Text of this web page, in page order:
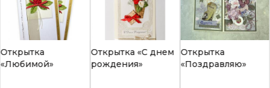
Открытка
«Любимой»
Открытка «С днем
рождения»
Открытка
«Поздравляю»